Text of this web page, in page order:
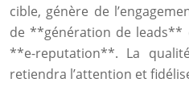
cible, génère de
de **génération de leads**
**e-reputation**. La
retiendra l’attention et